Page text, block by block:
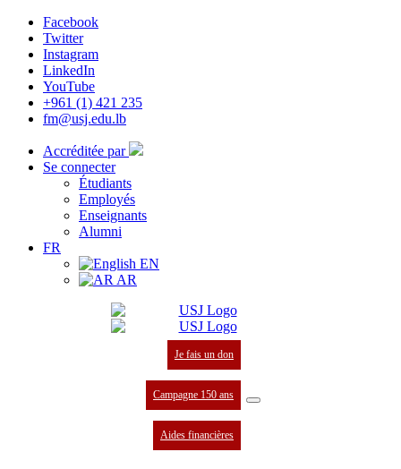
Facebook
Twitter
Instagram
LinkedIn
YouTube
+961 (1) 421 235
fm@usj.edu.lb
Accréditée par
Se connecter
Étudiants
Employés
Enseignants
Alumni
FR
EN
AR
Je fais un don
Campagne 150 ans
Aides financières